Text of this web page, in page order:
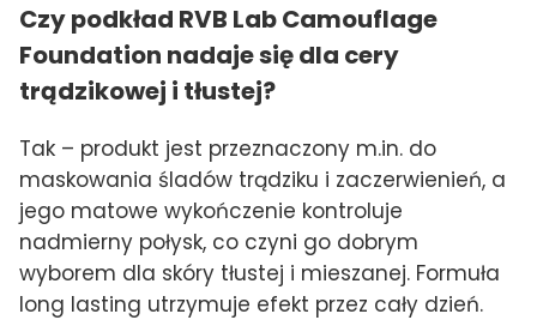
Czy podkład RVB Lab Camouflage
Foundation nadaje się dla cery
trądzikowej i tłustej?
Tak – produkt jest przeznaczony m.in. do
maskowania śladów trądziku i zaczerwienień, a
jego matowe wykończenie kontroluje
nadmierny połysk, co czyni go dobrym
wyborem dla skóry tłustej i mieszanej. Formuła
long lasting utrzymuje efekt przez cały dzień.